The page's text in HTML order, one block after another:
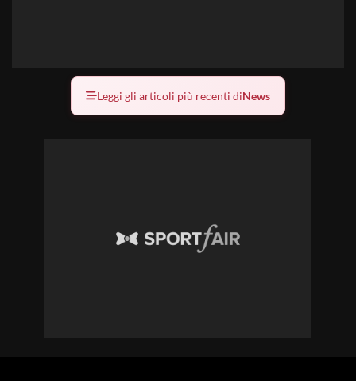
Leggi gli articoli più recenti diNews